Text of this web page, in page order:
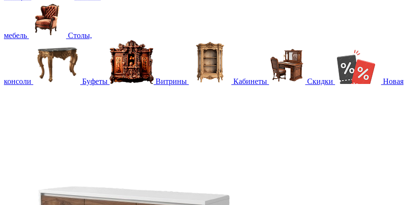
мебель Столы,
консоли Буфеты Витрины Кабинеты Скидки Новая